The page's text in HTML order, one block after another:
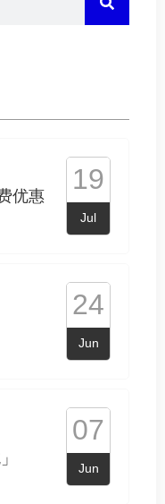
设
优惠
19
Jul
24
Jun
07
Jun